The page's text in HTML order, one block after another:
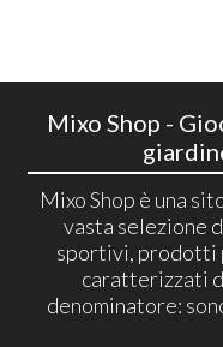
Mixo Shop -
Mixo Shop è una
vasta selezione
sportivi, prodotti
caratterizzati
denominatore: